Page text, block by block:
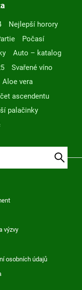
Nejlepší horory
Počasí
Auto – katalog
Svařené víno
Aloe vera
ascendentu
palačinky
výzvy
osobních údajů